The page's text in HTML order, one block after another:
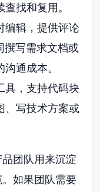
找和复用。
编辑，提供评论
撰写需求文档或
通成本。
具，支持代码块
、写技术方案或
品团队用来沉淀
如果团队需要